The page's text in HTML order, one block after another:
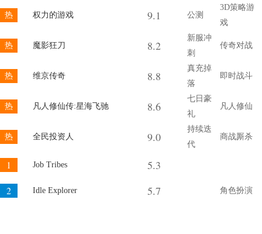
热 权力的游戏 9.1 公测
3D策略游
戏
热 魔影狂刀 8.2
新服冲
刺
传奇对战
热 维京传奇 8.8
真充掉
落
即时战斗
热 凡人修仙传:星海飞驰 8.6
七日豪
礼
凡人修仙
热 全民投资人 9.0
持续迭
代
商战厮杀
1 Job Tribes 5.3
2 Idle Explorer 5.7 角色扮演